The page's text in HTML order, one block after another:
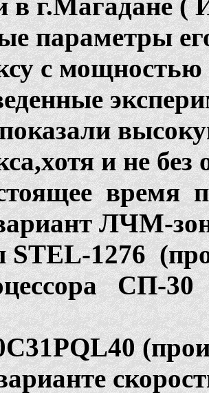
параметры
с
и не без
время
ЛЧМ-
STEL-1276
СП-